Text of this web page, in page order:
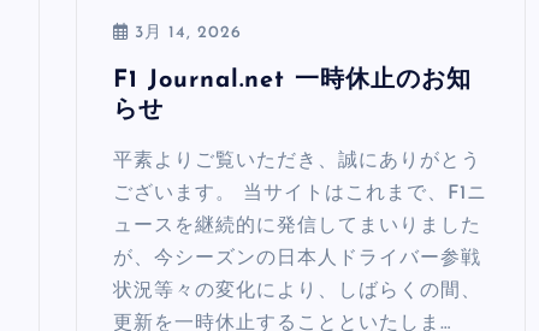
3月 14, 2026
F1 Journal.net 一時休止のお知
らせ
平素よりご覧いただき、誠にありがとう
ございます。 当サイトはこれまで、F1ニ
ュースを継続的に発信してまいりました
が、今シーズンの日本人ドライバー参戦
状況等々の変化により、しばらくの間、
更新を一時休止することといたしま…